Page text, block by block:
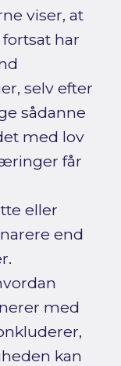
viser, at
har
selv efter
sådanne
med lov
får
eller
end
med
kan